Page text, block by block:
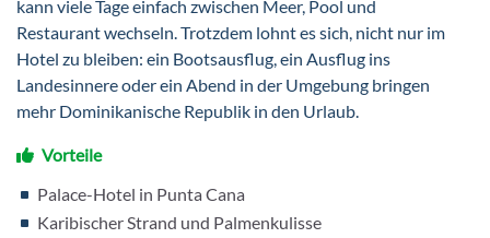
kann viele Tage einfach zwischen Meer, Pool und
Restaurant wechseln. Trotzdem lohnt es sich, nicht nur im
Hotel zu bleiben: ein Bootsausflug, ein Ausflug ins
Landesinnere oder ein Abend in der Umgebung bringen
mehr Dominikanische Republik in den Urlaub.
Vorteile
Palace-Hotel in Punta Cana
Karibischer Strand und Palmenkulisse